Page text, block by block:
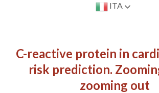
ITA
C-reactive protein in
risk prediction.
zooming out